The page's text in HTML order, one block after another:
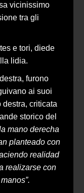
vicinissimo
tra gli
e tori, diede
lidia.
furono
ai suoi
destra, criticata
storico del
mano derecha
planteado con
realidad
realizarse con